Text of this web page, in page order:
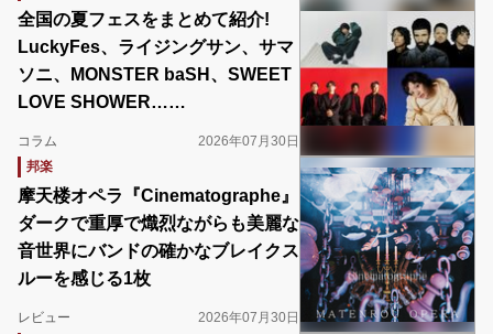
全国の夏フェスをまとめて紹介!
LuckyFes、ライジングサン、サマ
ソニ、MONSTER baSH、SWEET
LOVE SHOWER……
コラム
2026年07月30日
邦楽
摩天楼オペラ『Cinematographe』
ダークで重厚で熾烈ながらも美麗な
音世界にバンドの確かなブレイクス
ルーを感じる1枚
レビュー
2026年07月30日